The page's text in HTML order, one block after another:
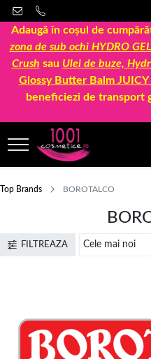
Adaugă în coșul de
zona de sub ochi HYDRO GEL
Crush sau Ulei de buze,
Glossy Butter Balm
beneficiezi de transport
Top Brands BOROTALCO
FILTREAZA